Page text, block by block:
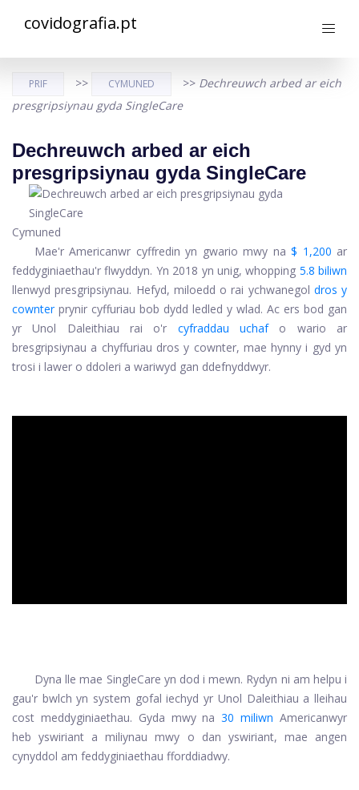
covidografia.pt
PRIF >> CYMUNED >> Dechreuwch arbed ar eich
presgripsiynau gyda SingleCare
Dechreuwch arbed ar eich
presgripsiynau gyda SingleCare
Cymuned
Mae'r Americanwr cyffredin yn gwario mwy na$ 1,200 ar
feddyginiaethau'r flwyddyn. Yn 2018 yn unig, whopping 5.8 biliwn
llenwyd presgripsiynau. Hefyd, miloedd o rai ychwanegol dros y
cownterprynir cyffuriau bob dydd ledled y wlad. Ac ers bod gan
yr Unol Daleithiau rai o'r cyfraddau uchafo wario ar
bresgripsiynau a chyffuriau dros y cownter, mae hynny i gyd yn
trosi i lawer o ddoleri a wariwyd gan ddefnyddwyr.
Dyna lle mae SingleCare yn dod i mewn. Rydyn ni am helpu i
gau'r bwlch yn system gofal iechyd yr Unol Daleithiau a lleihau
cost meddyginiaethau. Gyda mwy na30 miliwn Americanwyr
heb yswiriant a miliynau mwy o dan yswiriant, mae angen
cynyddol am feddyginiaethau fforddiadwy.